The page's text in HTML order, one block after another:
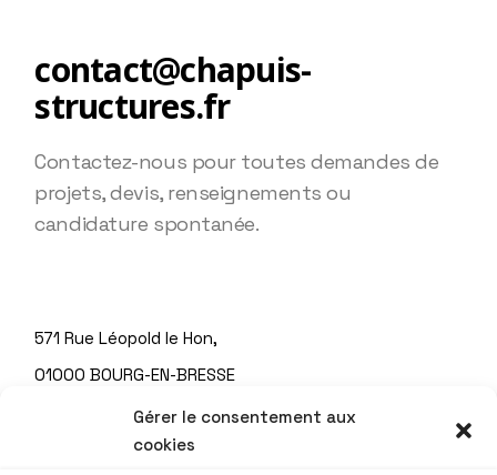
Gérer le consentement aux
cookies
contact@chapuis-
structures.fr
Contactez-nous pour toutes demandes de
projets, devis, renseignements ou
candidature spontanée.
571 Rue Léopold le Hon,
01000 BOURG-EN-BRESSE
Tél. : 04 74 22 93 70